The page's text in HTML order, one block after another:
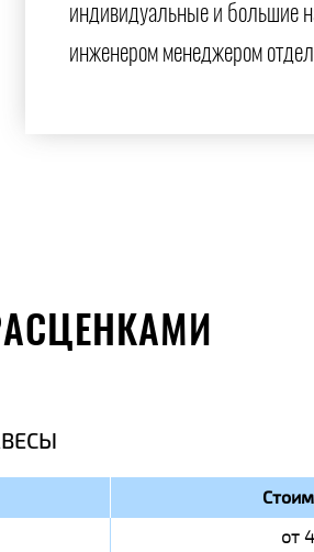
индивидуальные и большие
инженером менеджером
от